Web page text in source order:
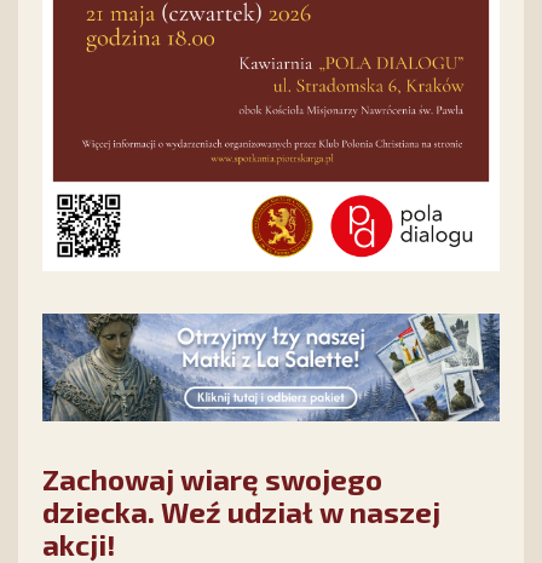
Zachowaj wiarę swojego
dziecka. Weź udział w naszej
akcji!